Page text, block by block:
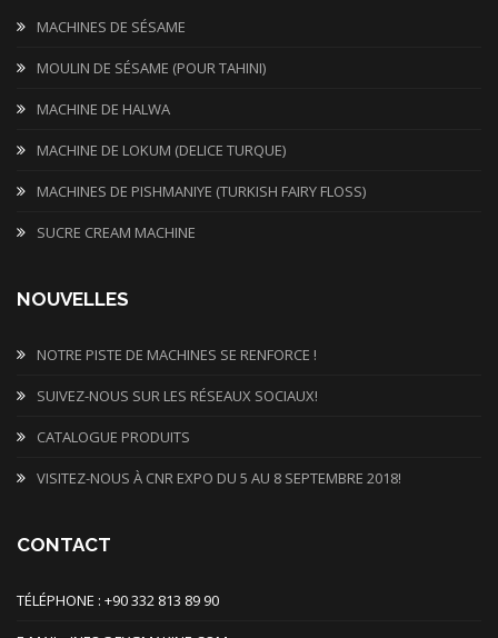
MACHINES DE SÉSAME
MOULIN DE SÉSAME (POUR TAHINI)
MACHINE DE HALWA
MACHINE DE LOKUM (DELICE TURQUE)
MACHINES DE PISHMANIYE (TURKISH FAIRY FLOSS)
SUCRE CREAM MACHINE
NOUVELLES
NOTRE PISTE DE MACHINES SE RENFORCE !
SUIVEZ-NOUS SUR LES RÉSEAUX SOCIAUX!
CATALOGUE PRODUITS
VISITEZ-NOUS À CNR EXPO DU 5 AU 8 SEPTEMBRE 2018!
CONTACT
TÉLÉPHONE : +90 332 813 89 90